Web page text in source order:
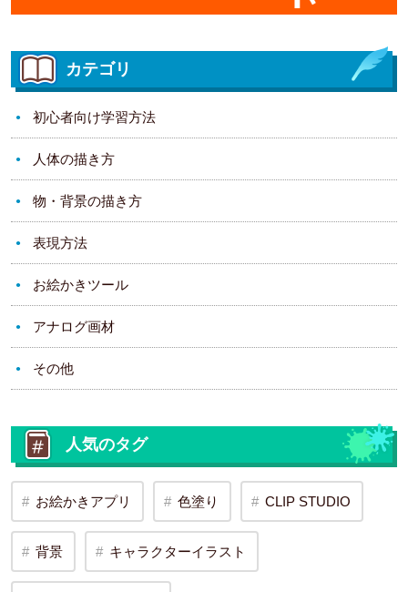
カテゴリ
初心者向け学習方法
人体の描き方
物・背景の描き方
表現方法
お絵かきツール
アナログ画材
その他
人気のタグ
お絵かきアプリ 色塗り CLIP STUDIO
背景 キャラクターイラスト